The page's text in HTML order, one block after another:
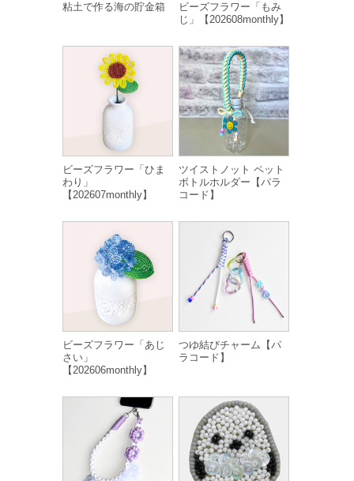
粘土で作る海の貯金箱
ビーズフラワー「もみ
じ」【202608monthly】
ビーズフラワー「ひま
わり」
【202607monthly】
ツイストノット ペット
ボトルホルダー【パラ
コード】
ビーズフラワー「あじ
さい」
【202606monthly】
つゆ結びチャーム【パ
ラコード】